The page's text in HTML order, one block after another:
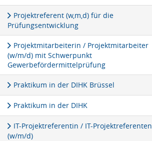
Projektreferent (w,m,d) für die
Prüfungsentwicklung
Projektmitarbeiterin / Projektmitarbeiter
(w/m/d) mit Schwerpunkt
Gewerbefördermittelprüfung
Praktikum in der DIHK Brüssel
Praktikum in der DIHK
IT-Projektreferentin / IT-Projektreferenten
(w/m/d)